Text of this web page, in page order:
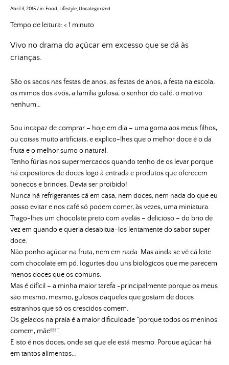
Abril 3, 2015/in: Food Lifestyle Uncategorized
Tempo de leitura:< 1 minuto
Vivo no drama do açúcar em excesso que se dá às
crianças.
São os sacos nas festas de anos, as festas de anos, a festa na escola,
os mimos dos avós, a família gulosa, o senhor do café, o motivo
nenhum…
Sou incapaz de comprar – hoje em dia – uma goma aos meus filhos,
ou coisas muito artificiais, e explico-lhes que o melhor doce é o da
fruta e o melhor sumo o natural.
Tenho fúrias nos supermercados quando tenho de os levar porque
há expositores de doces logo à entrada e produtos que oferecem
bonecos e brindes. Devia ser proibido!
Nunca há refrigerantes cá em casa, nem doces, nem nada do que eu
posso evitar e nos café só podem comer, às vezes, uma miniatura.
Trago-lhes um chocolate preto com avelãs – delicioso – do brio de
vez em quando e queria desabitua-los lentamente do sabor super
doce.
Não ponho açúcar na fruta, nem em nada. Mas ainda se vê cá leite
com chocolate em pó. Iogurtes dou uns biológicos que me parecem
menos doces que os comuns.
Mas é difícil – a minha maior tarefa -principalmente porque os meus
são mesmo, mesmo, gulosos daqueles que gostam de doces
estranhos que só os crescidos comem.
Os gelados na praia é a maior dificuldade “porque todos os meninos
comem, mãe!!!”.
E isto é nos doces, onde sei que ele está mesmo. Porque açúcar há
em tantos alimentos…